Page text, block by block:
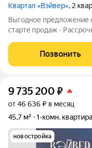
Квартал «Вэйвер», 2
Выгодное предложение
старте продаж - Рассрочка от 50
1-комнатной квартиры
Девелоперской
Позвонить
9 735 200 ₽
от 46 636 ₽ в месяц
45,7 м²
1-комн. квартира
новостройка